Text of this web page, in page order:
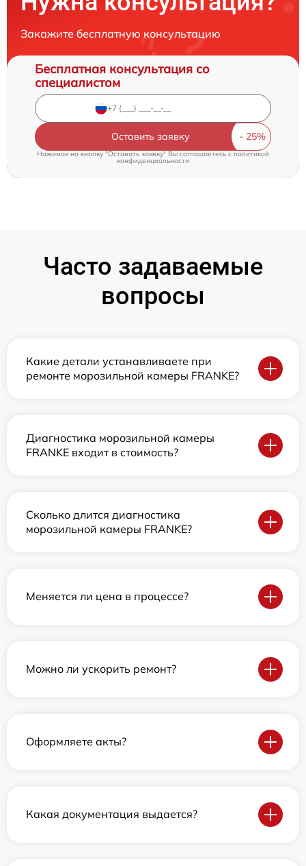
Закажите бесплатную консультацию
Бесплатная консультация со
специалистом
Оставить заявку
Нажимая на кнопку "Оставить заявку" Вы соглашаетесь cполитикой
конфиденциальности
Часто задаваемые
вопросы
Какие детали устанавливаете при
ремонте морозильной камеры FRANKE?
Диагностика морозильной камеры
FRANKE входит в стоимость?
Сколько длится диагностика
морозильной камеры FRANKE?
Меняется ли цена в процессе?
Можно ли ускорить ремонт?
Оформляете акты?
Какая документация выдается?